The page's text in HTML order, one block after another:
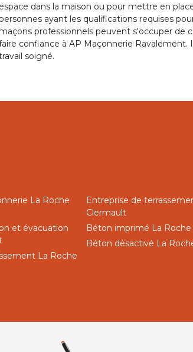
espace dans la maison ou pour mettre en
ayant les qualifications requises
maçons professionnels peuvent s'occuper de
confiance à AP Maçonnerie
soigné.
La Roche
et évacuation
La Roche
Entreprise de
Clermault
Béton imprimé La
Béton désactivé La